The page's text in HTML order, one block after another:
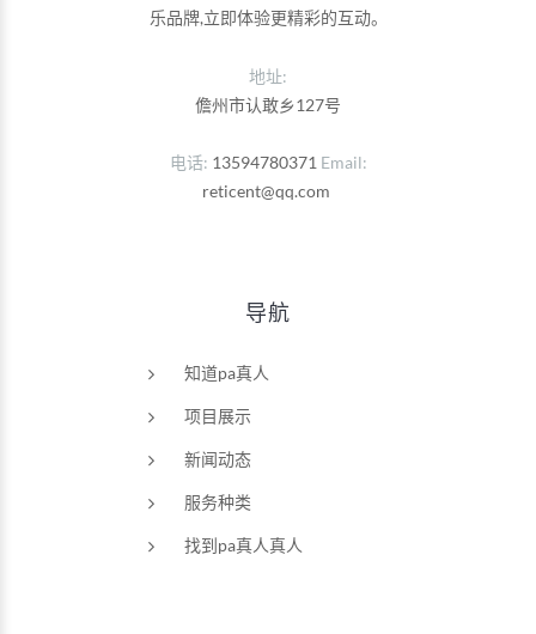
乐品牌,立即体验更精彩的互动。
地址:
儋州市认敢乡127号
电话 13594780371 Email
reticent@qq.com
导航
知道pa真人
项目展示
新闻动态
服务种类
找到pa真人真人